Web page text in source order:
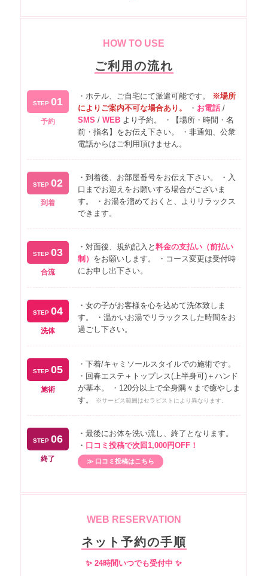
中央区1000円エリア た行 高砂・
谷・大名・輝国・天神・唐人町・鳥
飼
1,000円
中央区1000円エリア な行 長浜・
那の川・那の津・西公園・西中州
中央区1000円エリア は行 春吉・
梅光園・梅光園団地・平尾・平丘
町・平尾浄水町・福浜・古小烏町・
平和
1,000円
中央区1000円エリア ま行 舞鶴・
港・南公園
中央区1000円エリア や行 薬院・
薬院伊福町
中央区1000円エリア わ行 渡辺通 1,000円
東区1000円エリア か行 郷口町 1,000円
東区2000円エリア か行 貝塚団地 2,000円
東区3000円エリア か行 香椎台・
3,000円
東区4000円エリア か行 香椎・香
椎駅東・香椎駅前・香椎照葉・香住
ヶ丘・蒲田
5,000円
東区2000円エリア さ行 社領
東区3000円エリア さ行 城浜団地
東区5000円エリア さ行 塩浜・下
HOW TO USE
ご利用の流れ
STEP 01
予約
・ホテル、ご自宅にて派遣可能です。
※場所
によりご案内不可な場合あり。
・ お電話 /
SMS /WEB より予約。 ・【場所・時間・名
前・指名】をお伝え下さい。 ・非通知、公衆
電話からはご利用頂けません。
STEP 02
到着
・到着後、お部屋番号をお伝え下さい。 ・入
口までお迎えをお願いする場合がございま
す。 ・お湯を溜めておくと、よりリラックス
できます。
STEP 03
合流
・対面後、規約記入と料金の支払い（前払い
制） をお願いします。 ・コース変更は受付時
にお申し出下さい。
STEP 04
洗体
・女の子がお客様を心を込めて洗体致しま
す。 ・温かいお湯でリラックスした時間をお
過ごし下さい。
STEP 05
施術
・下着/キャミソールスタイルでの施術です。
・回春エステ＋トップレス(上半身可)＋ハンド
が基本。 ・120分以上で全身隅々まで癒やしま
す。
※サービス範囲はセラピストにより異なります。
STEP 06
終了
・最後にお体を洗い流し、終了となります。
・ 口コミ投稿で次回1,000円OFF！
≫ 口コミ投稿はこちら
WEB RESERVATION
ネット予約の手順
✨ 24時間いつでも受付中 ✨